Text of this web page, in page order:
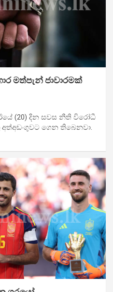
මත්පැන් ජාවාරමක්
(20) දින සවස නීති විරෝධී
ගෙන තිබෙනවා.